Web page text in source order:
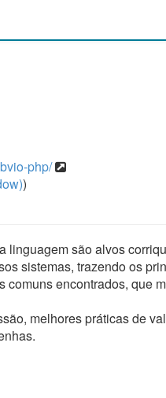
php/
)
linguagem são alvos
sistemas, trazendo os
comuns encontrados, que
melhores práticas de